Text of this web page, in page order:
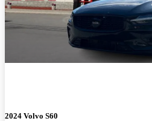
2024 Volvo S60